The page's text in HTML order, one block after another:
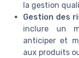
la gestion
Gestion des
inclure un
anticiper et
aux produits